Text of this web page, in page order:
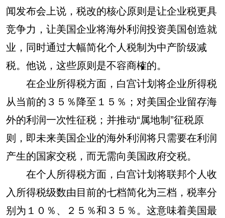
闻发布会上说，税改的核心原则是让企业税更具
竞争力，让美国企业将海外利润投资美国创造就
业，同时通过大幅简化个人税制为中产阶级减
税。他说，这些原则是不容商榷的。
在企业所得税方面，白宫计划将企业所得税
从当前的３５％降至１５％；对美国企业留存海
外的利润一次性征税；并推动“属地制”征税原
则，即未来美国企业的海外利润将只需要在利润
产生的国家交税，而无需向美国政府交税。
在个人所得税方面，白宫计划将联邦个人收
入所得税级数由目前的七档简化为三档，税率分
别为１０％、２５％和３５％。这意味着美国最